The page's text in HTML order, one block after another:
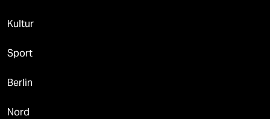
Kultur
Sport
Berlin
Nord